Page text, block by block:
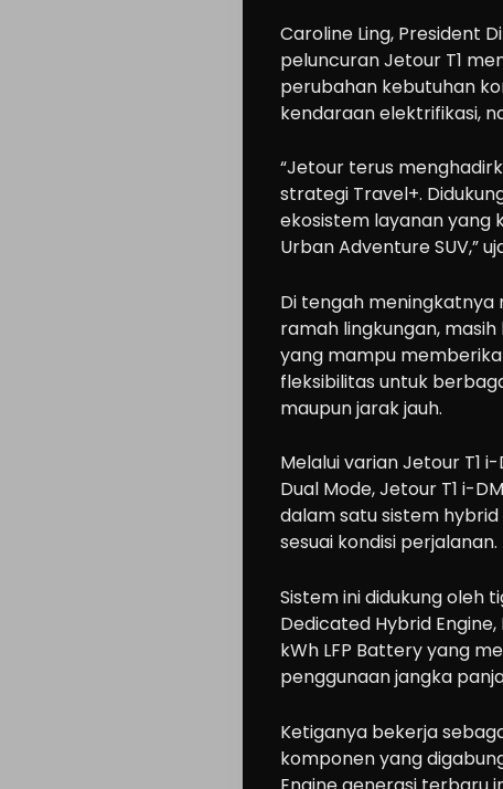
Caroline Ling, President
peluncuran Jetour T1
perubahan kebutuhan
kendaraan elektrifikasi,
“Jetour terus
strategi Travel+.
ekosistem layanan yang
Urban Adventure SUV,”
Di tengah
ramah lingkungan,
yang mampu
fleksibilitas untuk
maupun jarak jauh.
Melalui varian Jetour T1
Dual Mode, Jetour T1 i-
dalam satu sistem
sesuai kondisi perjalanan.
Sistem ini didukung oleh
Dedicated Hybrid
kWh LFP Battery yang
penggunaan jangka
Ketiganya bekerja
komponen yang